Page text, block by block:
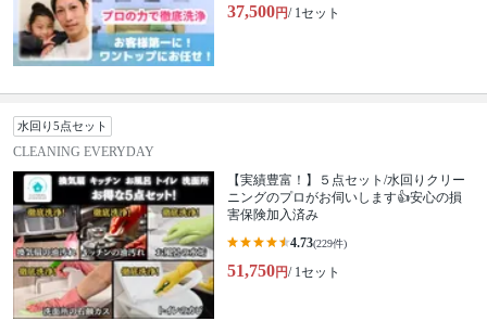
37,500円/ 1セット
水回り5点セット
CLEANING EVERYDAY
【実績豊富！】５点セット/水回りクリー
ニングのプロがお伺いします👍安心の損
害保険加入済み
4.73(229件)
51,750円/ 1セット